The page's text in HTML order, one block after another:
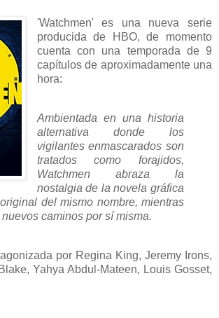
'Watchmen' es una nueva serie
producida de HBO, de momento
cuenta con una temporada de 9
capítulos de aproximadamente una
hora:
Ambientada en una historia
alternativa donde los
vigilantes enmascarados son
tratados como forajidos,
Watchmen abraza la
nostalgia de la novela gráfica
del mismo nombre, mientras
caminos por sí misma.
por Regina King, Jeremy Irons,
Yahya Abdul-Mateen, Louis Gosset,